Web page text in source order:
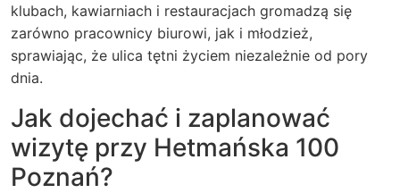
klubach, kawiarniach i restauracjach gromadzą się
zarówno pracownicy biurowi, jak i młodzież,
sprawiając, że ulica tętni życiem niezależnie od pory
dnia.
Jak dojechać i zaplanować
wizytę przy Hetmańska 100
Poznań?